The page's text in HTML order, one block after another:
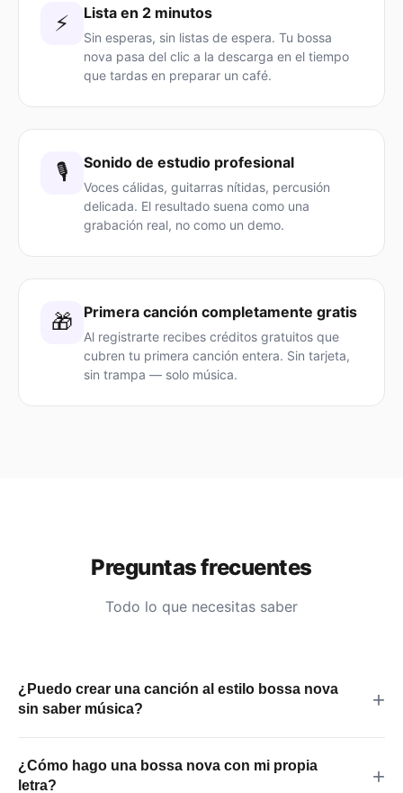
⚡ Lista en 2 minutos
Sin esperas, sin listas de espera. Tu bossa
nova pasa del clic a la descarga en el tiempo
que tardas en preparar un café.
🎙️ Sonido de estudio profesional
Voces cálidas, guitarras nítidas, percusión
delicada. El resultado suena como una
grabación real, no como un demo.
🎁 Primera canción completamente gratis
Al registrarte recibes créditos gratuitos que
cubren tu primera canción entera. Sin tarjeta,
sin trampa — solo música.
Preguntas frecuentes
Todo lo que necesitas saber
¿Puedo crear una canción al estilo bossa nova
sin saber música?
modo rápido solo eliges género (bossa nova), ánimo y
¿Cómo hago una bossa nova con mi propia
letra?